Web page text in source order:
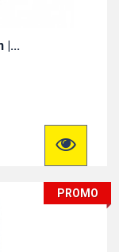
|...
PROMO